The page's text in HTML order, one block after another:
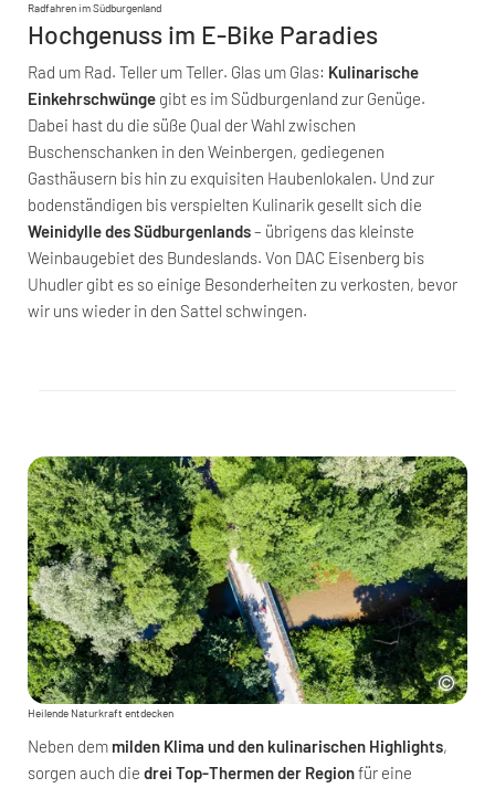
Radfahren im Südburgenland
Hochgenuss im E-Bike Paradies
Rad um Rad. Teller um Teller. Glas um Glas: Kulinarische
Einkehrschwünge gibt es im Südburgenland zur Genüge.
Dabei hast du die süße Qual der Wahl zwischen
Buschenschanken in den Weinbergen, gediegenen
Gasthäusern bis hin zu exquisiten Haubenlokalen. Und zur
bodenständigen bis verspielten Kulinarik gesellt sich die
Weinidylle des Südburgenlands– übrigens das kleinste
Weinbaugebiet des Bundeslands. Von DAC Eisenberg bis
Uhudler gibt es so einige Besonderheiten zu verkosten, bevor
wir uns wieder in den Sattel schwingen.
Heilende Naturkraft entdecken
Neben dem milden Klima und den kulinarischen Highlights,
sorgen auch die drei Top-Thermen der Regionfür eine